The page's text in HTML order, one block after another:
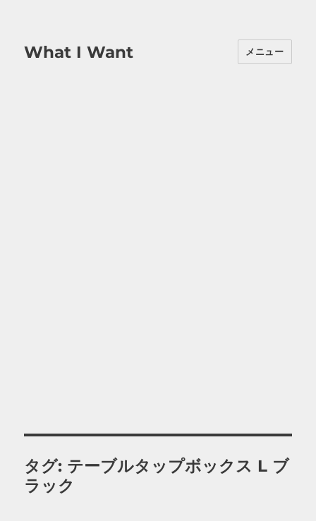
What I Want メニュー
タグ: テーブルタップボックス L ブ
ラック